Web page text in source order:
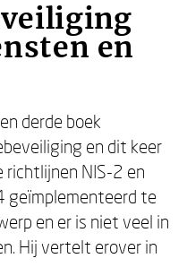
en
derde boek
en dit keer
richtlijnen NIS-2 en
geïmplementeerd te
en er is niet veel in
Hij vertelt erover in